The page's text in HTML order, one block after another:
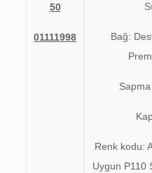
50
01111998
Bağ:
Renk kodu:
Uygun P110